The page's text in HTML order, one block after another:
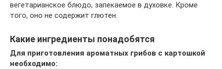
вегетарианское блюдо, запекаемое в духовке. Кроме
того, оно не содержит глютен.
Какие ингредиенты понадобятся
Для приготовления ароматных грибов с картошкой
необходимо: